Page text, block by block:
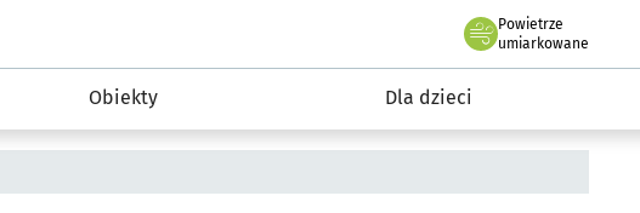
Sport i rekreacja
Powietrze
we Wrocławiu
umiarkowane
Obiekty Dla dzieci